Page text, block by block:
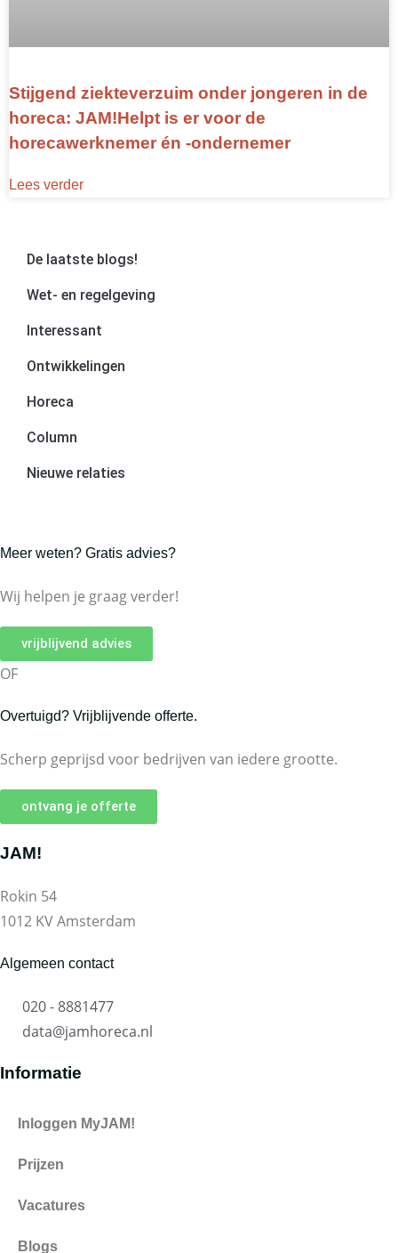
Stijgend ziekteverzuim onder jongeren in de
horeca: JAM!Helpt is er voor de
horecawerknemer én -ondernemer
Lees verder
De laatste blogs!
Wet- en regelgeving
Interessant
Ontwikkelingen
Horeca
Column
Nieuwe relaties
Meer weten? Gratis advies?
Wij helpen je graag verder!
vrijblijvend advies
OF
Overtuigd? Vrijblijvende offerte.
Scherp geprijsd voor bedrijven van iedere grootte.
ontvang je offerte
JAM!
Rokin 54
1012 KV Amsterdam
Algemeen contact
020 - 8881477
data@jamhoreca.nl
Informatie
Inloggen MyJAM!
Prijzen
Vacatures
Blogs